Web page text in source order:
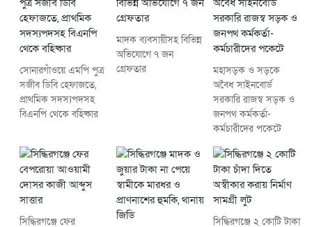
সোনারগাঁওয়ে এমপি পুত্র
সজীব ডিবি হেফাজতে,
প্রাথমিক সদস্যপদসহ
বিএনপি থেকে বহিষ্কার
মাদক ব্যবসায়ীসহ বিভিন্ন
অভিযোগে ৭ জন
গ্রেফতার
মহাসড়ক ও সড়কে
অবৈধ সাইনবোর্ড
সরকারি রাজস্ব সড়ক ও
জনপথ কর্মকর্তা-
কর্মচারীদের পকেটে
সিদ্ধিরগঞ্জে ফের
সিদ্ধিরগঞ্জে ২ কোটি টাকা